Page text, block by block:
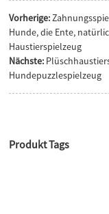
Vorherige:
Hunde, die Ente,
Haustierspielzeug
Nächste:
Hundepuzzlespielzeug
Produkt Tags